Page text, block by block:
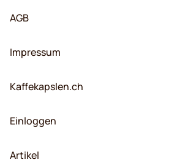
AGB
Impressum
Kaffekapslen.ch
Einloggen
Artikel